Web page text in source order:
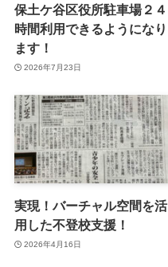
保土ケ谷区役所駐車場２４
時間利用できるようになり
ます！
2026年7月23日
実現！バーチャル空間を活
用した不登校支援！
2026年4月16日